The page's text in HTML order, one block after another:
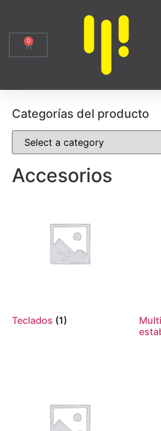
0
Categorías del producto
Accesorios
Teclados (1)